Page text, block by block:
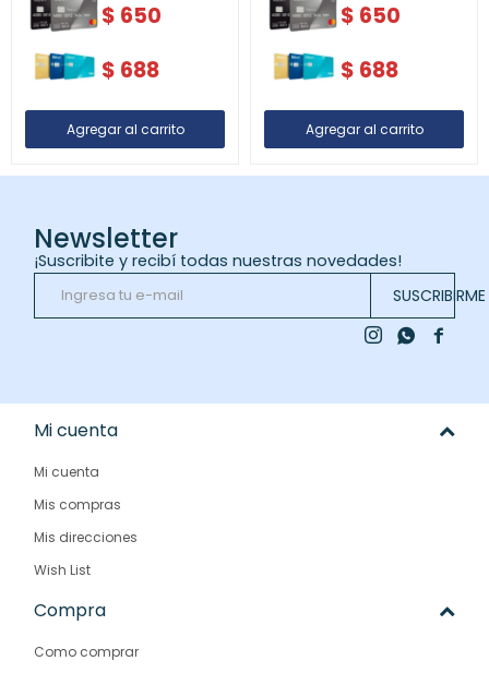
$ 650
$ 688
$ 650
$ 688
Newsletter
¡Suscribite y recibí todas nuestras novedades!
SUSCRIBIRME

 
Mi cuenta
Mi cuenta
Mis compras
Mis direcciones
Wish List
Compra
Como comprar